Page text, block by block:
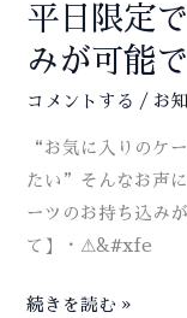
ら
せ
パ
ェ
新
作
平日限定
みが可能
コメントする / お
“お気に入りのケ
たい”そんなお声
ーツのお持ち込み
て】・⚠&#xfe
平
続きを読む »